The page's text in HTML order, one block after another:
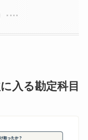
入る勘定科目